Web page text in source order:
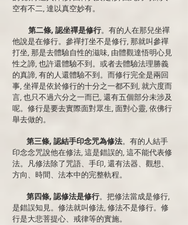
空有不二, 達以真空妙有。
第二條, 認坐禪是修行。有的人在那兒坐禪
他說是在修行。參禪打坐不是修行, 那就叫參禪
打坐, 那是去體驗自性的滋味, 由體觀達悟明心見
性之諦, 也許還體驗不到。或者去體驗法理勝義
的真諦, 有的人還體驗不到。而修行完全是兩回
事, 坐禪是依於修行的十分之一都不到, 就六度而
言, 也只不過六分之一而已, 還有五個部分未涉及
呢。修行是要去實際面對眾生, 面對心靈, 依佛行
舉去做的。
第三條, 認結手印念咒為修法。有的人結手
印念念咒說他在修法, 這是錯誤的, 這不能代表修
法。凡修法除了咒語、手印, 還有法器、觀想、
方向、時間、法本中的完整軌程。
第四條, 認修法是修行。把修法當成是修行,
是錯誤知見。修法就叫修法, 修法不是修行。修
行是大悲菩提心、戒律等的實施。